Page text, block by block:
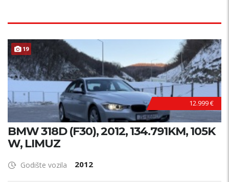
19
12.999 €
BMW 318D (F30), 2012, 134.791KM, 105K
W, LIMUZ
Godište vozila 2012